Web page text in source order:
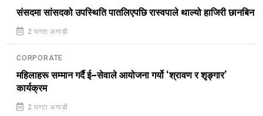
संसदमा सांसदको उपस्थिति पातलिएपछि रास्वपाले थाल्यो हाजिरी छानबिन
2 घण्टा अगाडी
CORPORATE
महिलाहरू सम्मान गर्दै ई–सेवाले आयोजना गर्यो ‘श्रावण र शृङ्गार’
कार्यक्रम
2 घण्टा अगाडी